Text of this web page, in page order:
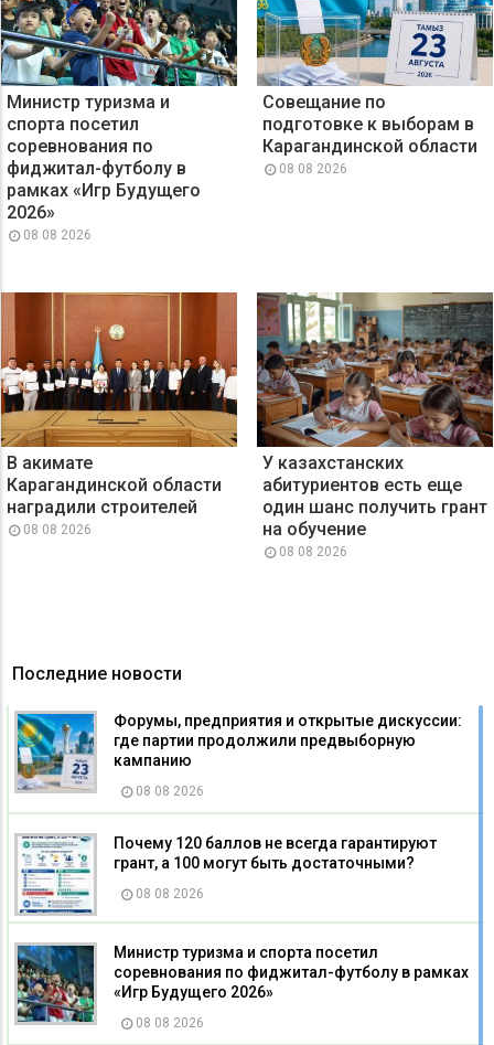
Министр туризма и
спорта посетил
соревнования по
фиджитал-футболу в
рамках «Игр Будущего
2026»
08 08 2026
Совещание по
подготовке к выборам в
Карагандинской области
08 08 2026
В акимате
Карагандинской области
наградили строителей
08 08 2026
У казахстанских
абитуриентов есть еще
один шанс получить грант
на обучение
08 08 2026
Последние новости
Форумы, предприятия и открытые дискуссии:
где партии продолжили предвыборную
кампанию
08 08 2026
Почему 120 баллов не всегда гарантируют
грант, а 100 могут быть достаточными?
08 08 2026
Министр туризма и спорта посетил
соревнования по фиджитал-футболу в рамках
«Игр Будущего 2026»
08 08 2026